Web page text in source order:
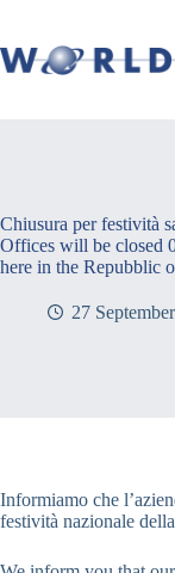
Chiusura per festività
Offices will be closed
here in the Repubblic
27
Informiamo che
festività nazionale